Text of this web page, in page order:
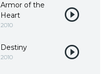
Armor of the
Heart
2010
Destiny
2010